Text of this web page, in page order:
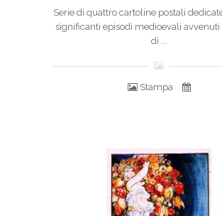
Serie di quattro cartoline postali
significanti episodi medioevali
di ...
Stampa